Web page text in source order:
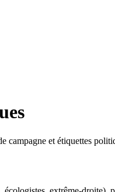
campagne et étiquettes